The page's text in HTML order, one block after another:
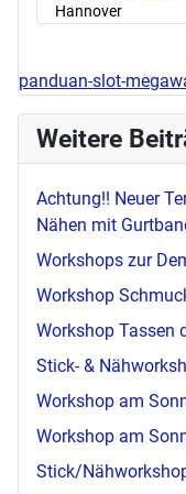
Hannover
panduan-slot-
Weitere
Achtung!! Neuer
Nähen mit
Workshops zur
Workshop
Workshop Tassen
Stick- &
Workshop am
Workshop am
Stick/